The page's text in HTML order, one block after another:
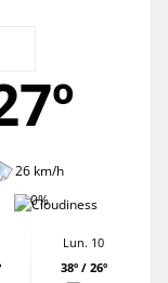
26 km/h
0%
Lun. 10
38º / 26º